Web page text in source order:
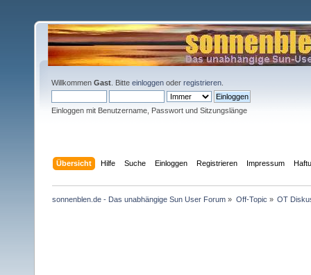
Willkommen Gast . Bitte einloggen oder registrieren
Einloggen mit Benutzername, Passwort und Sitzungslänge
Übersicht Hilfe Suche Einloggen Registrieren Impressum
sonnenblen.de - Das unabhängige Sun User Forum » Off-Topic » OT